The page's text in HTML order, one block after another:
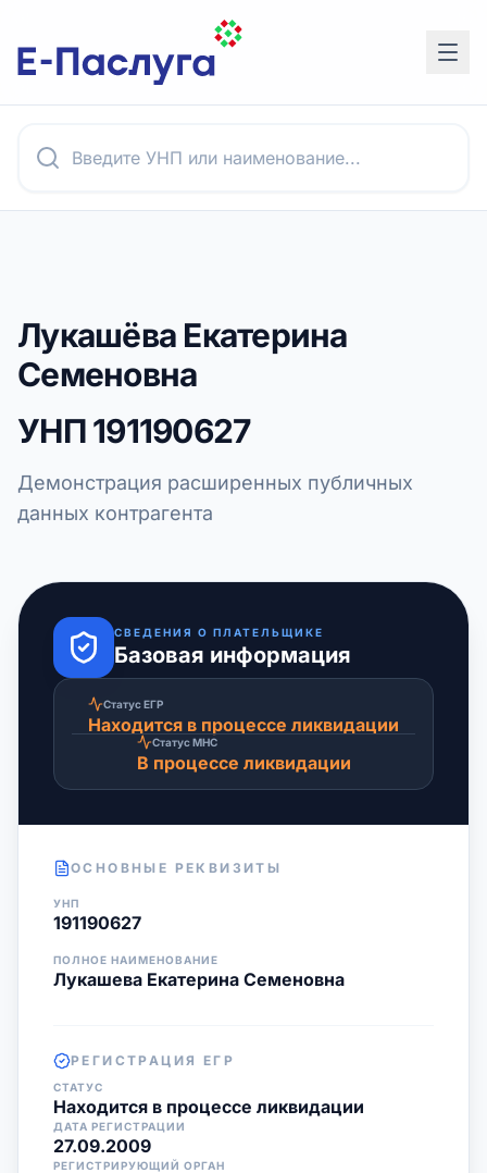
Лукашёва Екатерина
Семеновна
УНП191190627
Демонстрация расширенных публичных
данных контрагента
СВЕДЕНИЯ О ПЛАТЕЛЬЩИКЕ
Базовая информация
Статус ЕГР
Находится в процессе ликвидации
Статус МНС
В процессе ликвидации
ОСНОВНЫЕ РЕКВИЗИТЫ
УНП
191190627
ПОЛНОЕ НАИМЕНОВАНИЕ
Лукашева Екатерина Семеновна
РЕГИСТРАЦИЯ ЕГР
СТАТУС
Находится в процессе ликвидации
ДАТА РЕГИСТРАЦИИ
27.09.2009
РЕГИСТРИРУЮЩИЙ ОРГАН